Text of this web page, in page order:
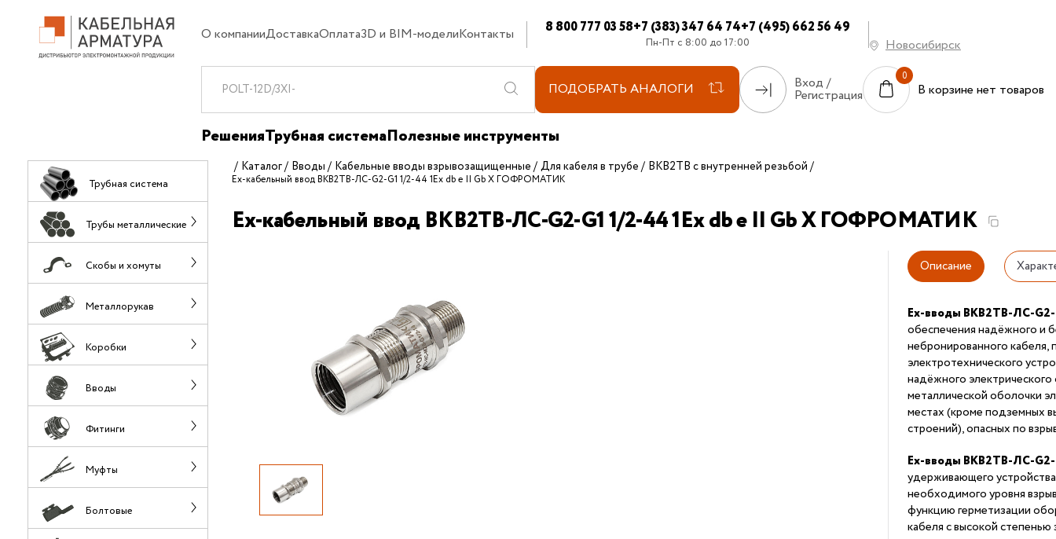
О компанииДоставкаОплата3D и BIM-моделиКонтакты 8 800 777 03 58+7 (383) 347 64 74+7 (495) 662 56 49
Пн-Пт с 8:00 до 17:00 Новосибирск
ПОДОБРАТЬ АНАЛОГИ Вход /
Регистрация В корзине нет товаров
РешенияТрубная системаПолезные инструменты
Трубная система
Трубы металлические
Скобы и хомуты
Металлорукав
Коробки
Вводы
Фитинги
Муфты
Болтовые
Каталог Вводы Кабельные вводы взрывозащищенные Для кабеля в трубе ВКВ2ТВ с внутренней резьбой
Ех-кабельный ввод ВКВ2ТВ-ЛС-G2-G1 1/2-44 1Ex db e II Gb X ГОФРОМАТИК
Ех-кабельный ввод ВКВ2ТВ-ЛС-G2-G1 1/2-44 1Ex db e II Gb X ГОФРОМАТИК
Описание
Ex-вводы ВКВ2ТВ-ЛС-G2-
обеспечения надёжного и
небронированного кабеля,
электротехнического
надёжного
металлической оболочки
местах (кроме подземных
строений), опасных по
Ex-вводы ВКВ2ТВ-ЛС-G2-
удерживающего
необходимого уровня
функцию герметизации
кабеля с высокой